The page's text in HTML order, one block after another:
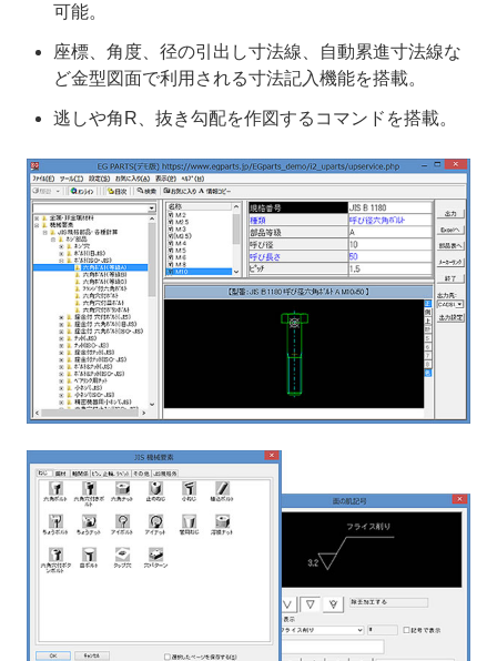
可能。
座標、角度、径の引出し寸法線、自動累進寸法線な
ど金型図面で利用される寸法記入機能を搭載。
逃しや角R、抜き勾配を作図するコマンドを搭載。